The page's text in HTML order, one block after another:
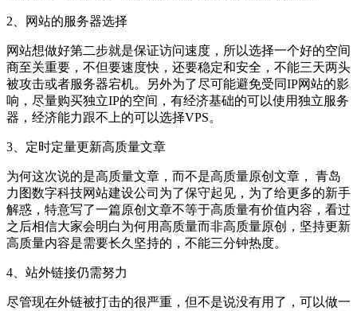
2、网站的服务器选择
网站想做好第二步就是保证访问速度，所以选择一个好的空间
商至关重要，不但要速度快，还要稳定和安全，不能三天两头
被攻击或者服务器宕机。另外为了尽可能避免受同IP网站的影
响，尽量购买独立IP的空间，有经济基础的可以使用独立服务
器，经济能力跟不上的可以选择VPS。
3、定时定量更新高质量文章
为何这次说的是高质量文章，而不是高质量原创文章， 青岛
力图数字科技网站建设公司为了保守起见，为了给更多的新手
解惑，特意写了一篇原创文章不等于高质量有价值内容，看过
之后相信大家会明白为何用高质量而非高质量原创，坚持更新
高质量内容是需要长久坚持的，不能三分钟热度。
4、站外链接仍需努力
尽管现在外链被打击的很严重，但不是说没有用了，可以做一